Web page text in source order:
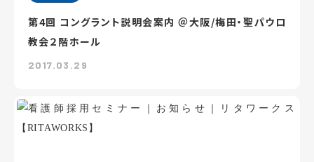
第4回 コングラント説明会案内 ＠大阪/梅田・聖パウロ
教会２階ホール
2017.03.29